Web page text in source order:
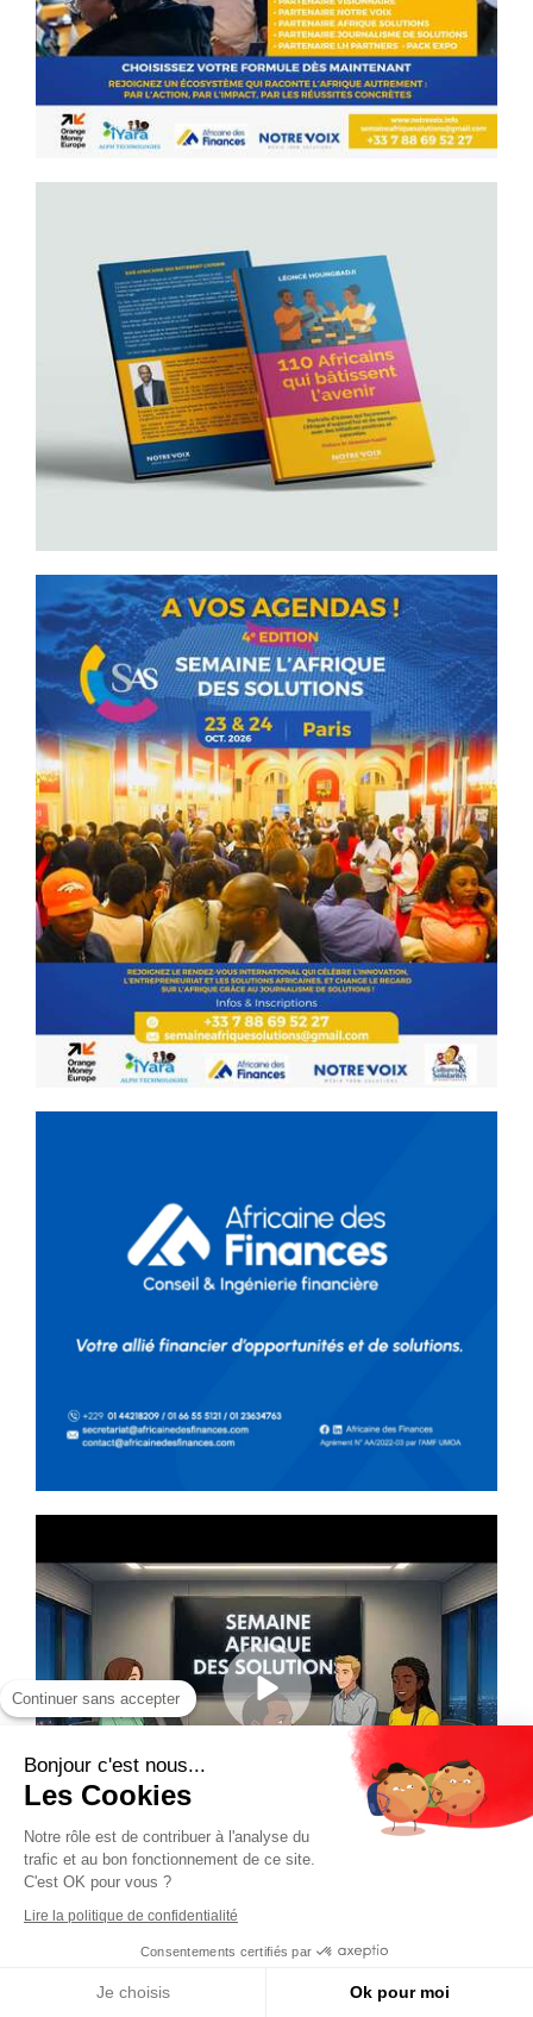
Continuer sans accepter
Bonjour c'est nous...
Les Cookies
Notre rôle est de contribuer à l'analyse du
trafic et au bon fonctionnement de ce site.
C'est OK pour vous ?
Lire la politique de confidentialité
Consentements certifiés par
Je choisis Ok pour moi